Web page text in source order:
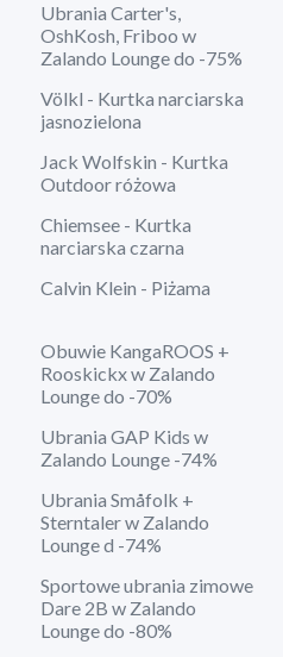
Ubrania Carter's,
OshKosh, Friboo w
Zalando Lounge do -75%
Völkl - Kurtka narciarska
jasnozielona
Jack Wolfskin - Kurtka
Outdoor różowa
Chiemsee - Kurtka
narciarska czarna
Calvin Klein - Piżama
Obuwie KangaROOS +
Rooskickx w Zalando
Lounge do -70%
Ubrania GAP Kids w
Zalando Lounge -74%
Ubrania Småfolk +
Sterntaler w Zalando
Lounge d -74%
Sportowe ubrania zimowe
Dare 2B w Zalando
Lounge do -80%